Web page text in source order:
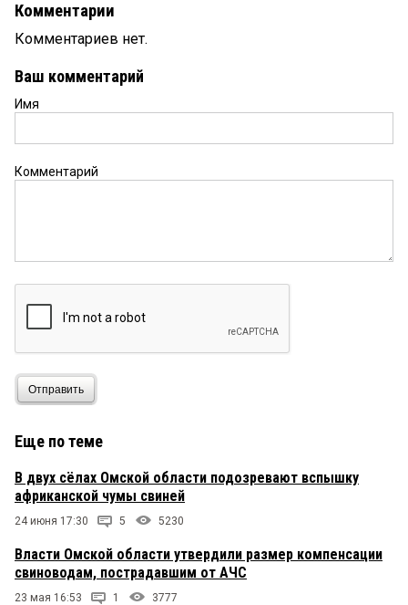
Комментарии
Комментариев нет.
Ваш комментарий
Имя
Комментарий
Отправить
Еще по теме
В двух сёлах Омской области подозревают вспышку
африканской чумы свиней
24 июня 17:30 5 5230
Власти Омской области утвердили размер компенсации
свиноводам, пострадавшим от АЧС
23 мая 16:53 1 3777